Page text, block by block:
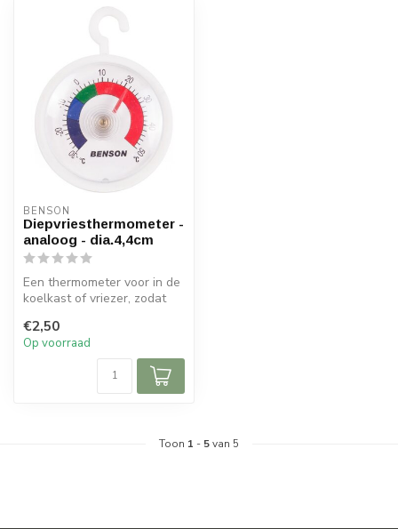
BENSON
Diepvriesthermometer -
analoog - dia.4,4cm
Een thermometer voor in de
koelkast of vriezer, zodat
€2,50
Op voorraad
Toon 1 - 5van 5